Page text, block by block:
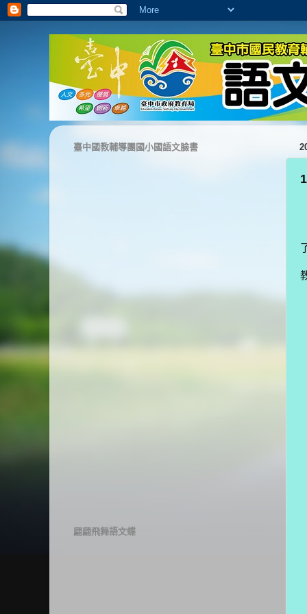
臺中國教輔導團國小國語文臉書
翩翩飛舞語文蝶